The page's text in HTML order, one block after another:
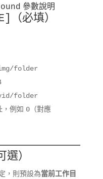
參數說明
（必填）
folder
folder
例如 0（對應
選）
，則預設為當前工作目